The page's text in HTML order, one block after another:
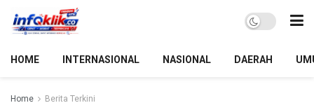
HOME INTERNASIONAL NASIONAL DAERAH
Home Berita Terkini